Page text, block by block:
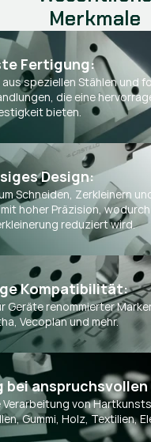
Merkmale
Fertigung:
speziellen Stählen und
die eine
bieten.
Design:
Schneiden, Zerkleinern
hoher Präzision, wodurch
reduziert wird.
Kompatibilität:
Geräte renommierter
Vecoplan und mehr.
bei
Verarbeitung von
Gummi, Holz, Textilien,